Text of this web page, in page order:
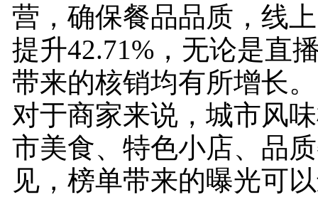
营，确保餐品品质，线
提升42.71%，无论是直
带来的核销均有所增长。
对于商家来说，城市风
市美食、特色小店、品
见，榜单带来的曝光可